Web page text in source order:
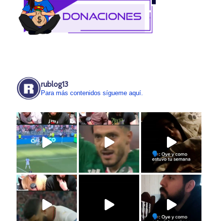
rublog13
Para más contenidos sígueme aquí.